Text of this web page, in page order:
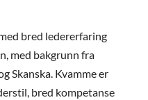
bred ledererfaring
med bakgrunn fra
Skanska. Kvamme er
bred kompetanse